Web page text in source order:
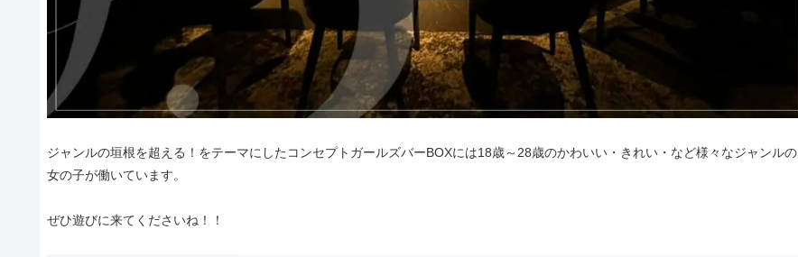
ジャンルの垣根を超える！をテーマにしたコンセプトガールズバーBOXには18歳～28歳のかわいい・きれい・など様々なジャンルの
女の子が働いています。
ぜひ遊びに来てくださいね！！